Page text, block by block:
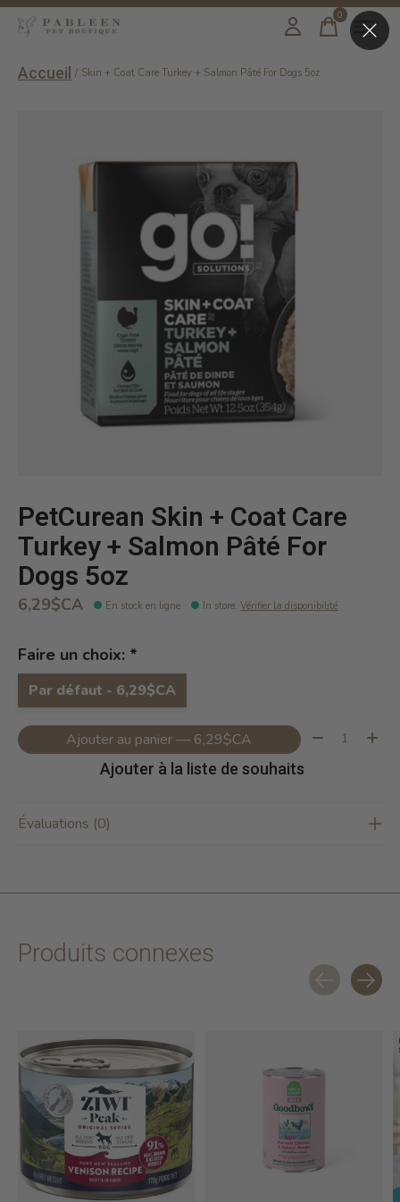
0items
Accueil / Skin + Coat Care Turkey + Salmon Pâté For Dogs 5oz
PetCurean Skin + Coat Care
Turkey + Salmon Pâté For
Dogs 5oz
6,29$CA En stock en ligne In store:Vérifier la disponibilité
Faire un choix: *
Par défaut - 6,29$CA
Ajouter au panier — 6,29$CA Quantité:
Ajouter à la liste de souhaits
Évaluations (0)
Produits connexes